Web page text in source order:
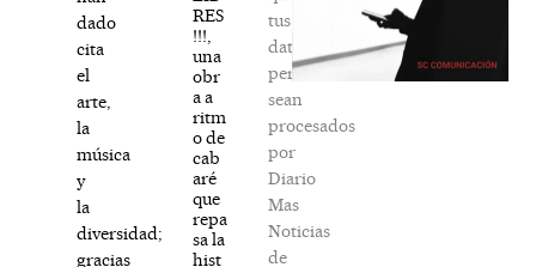
dado
cita
el
arte,
la
música
y
la
diversidad;
gracias
RES
!!!,
una
obr
a a
ritm
o de
cab
aré
que
repa
sa la
hist
tus
datos
personales
sean
procesados
por
Diario
Mas
Noticias
de